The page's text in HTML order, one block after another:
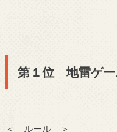
第１位 地雷ゲー
＜ ルール ＞